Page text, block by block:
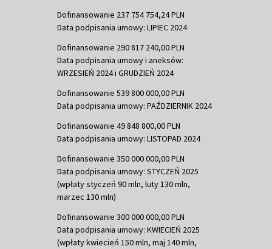
Dofinansowanie 237 754 754,24 PLN
Data podpisania umowy: LIPIEC 2024
Dofinansowanie 290 817 240,00 PLN
Data podpisania umowy i aneksów:
WRZESIEŃ 2024 i GRUDZIEŃ 2024
Dofinansowanie 539 800 000,00 PLN
Data podpisania umowy: PAŹDZIERNIK 2024
Dofinansowanie 49 848 800,00 PLN
Data podpisania umowy: LISTOPAD 2024
Dofinansowanie 350 000 000,00 PLN
Data podpisania umowy: STYCZEŃ 2025
(wpłaty styczeń 90 mln, luty 130 mln,
marzec 130 mln)
Dofinansowanie 300 000 000,00 PLN
Data podpisania umowy: KWIECIEŃ 2025
(wpłaty kwiecień 150 mln, maj 140 mln,